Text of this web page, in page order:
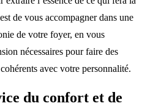
de vous accompagner dans une
de votre foyer, en vous
nécessaires pour faire des
avec votre personnalité.
du confort et de